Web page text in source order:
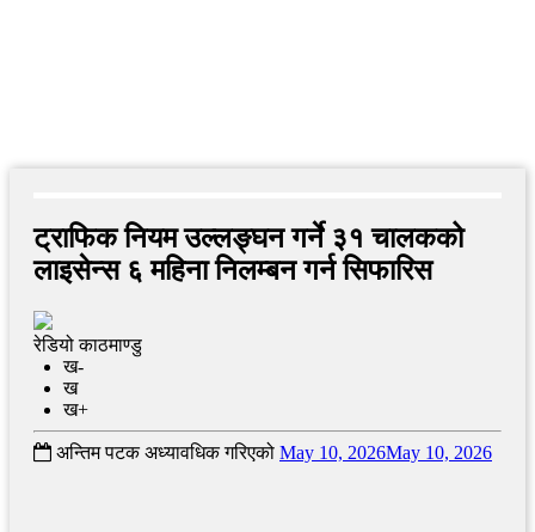
ट्राफिक नियम उल्लङ्घन गर्ने ३१ चालकको
लाइसेन्स ६ महिना निलम्बन गर्न सिफारिस
रेडियो काठमाण्डु
ख-
ख
ख+
अन्तिम पटक अध्यावधिक गरिएको May 10, 2026May 10, 2026